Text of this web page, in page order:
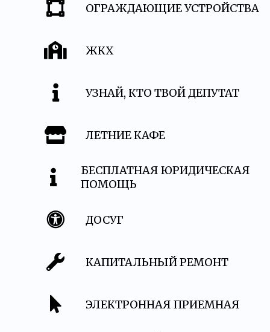
ОГРАЖДАЮЩИЕ УСТРОЙСТВА
ЖКХ
УЗНАЙ, КТО ТВОЙ ДЕПУТАТ
ЛЕТНИЕ КАФЕ
БЕСПЛАТНАЯ ЮРИДИЧЕСКАЯ
ПОМОЩЬ
ДОСУГ
КАПИТАЛЬНЫЙ РЕМОНТ
ЭЛЕКТРОННАЯ ПРИЕМНАЯ